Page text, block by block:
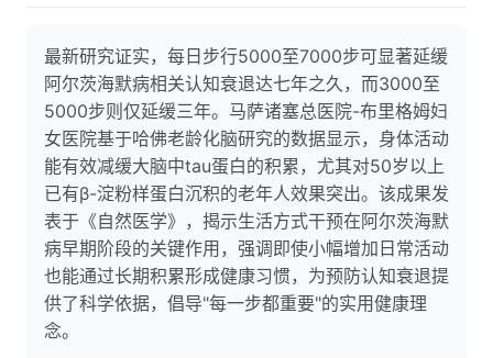
最新研究证实，每日步行5000至7000步可显著延缓
阿尔茨海默病相关认知衰退达七年之久，而3000至
5000步则仅延缓三年。马萨诸塞总医院-布里格姆妇
女医院基于哈佛老龄化脑研究的数据显示，身体活动
能有效减缓大脑中tau蛋白的积累，尤其对50岁以上
已有β-淀粉样蛋白沉积的老年人效果突出。该成果发
表于《自然医学》，揭示生活方式干预在阿尔茨海默
病早期阶段的关键作用，强调即使小幅增加日常活动
也能通过长期积累形成健康习惯，为预防认知衰退提
供了科学依据，倡导"每一步都重要"的实用健康理
念。